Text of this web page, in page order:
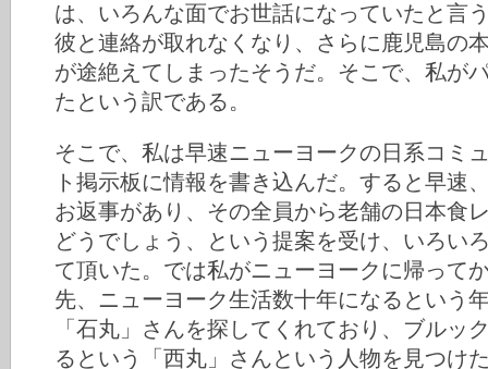
は、いろんな面でお世話になっていたと言
彼と連絡が取れなくなり、さらに鹿児島の
が途絶えてしまったそうだ。そこで、私が
たという訳である。
そこで、私は早速ニューヨークの日系コミ
ト掲示板に情報を書き込んだ。すると早速
お返事があり、その全員から老舗の日本食
どうでしょう、という提案を受け、いろい
て頂いた。では私がニューヨークに帰って
先、ニューヨーク生活数十年になるという
「石丸」さんを探してくれており、ブルッ
るという「西丸」さんという人物を見つけ